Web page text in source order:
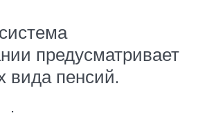
предусматривает
вида пенсий.